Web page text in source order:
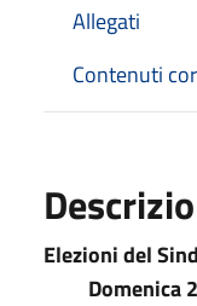
Allegati
Contenuti
Elezioni del
Domenica